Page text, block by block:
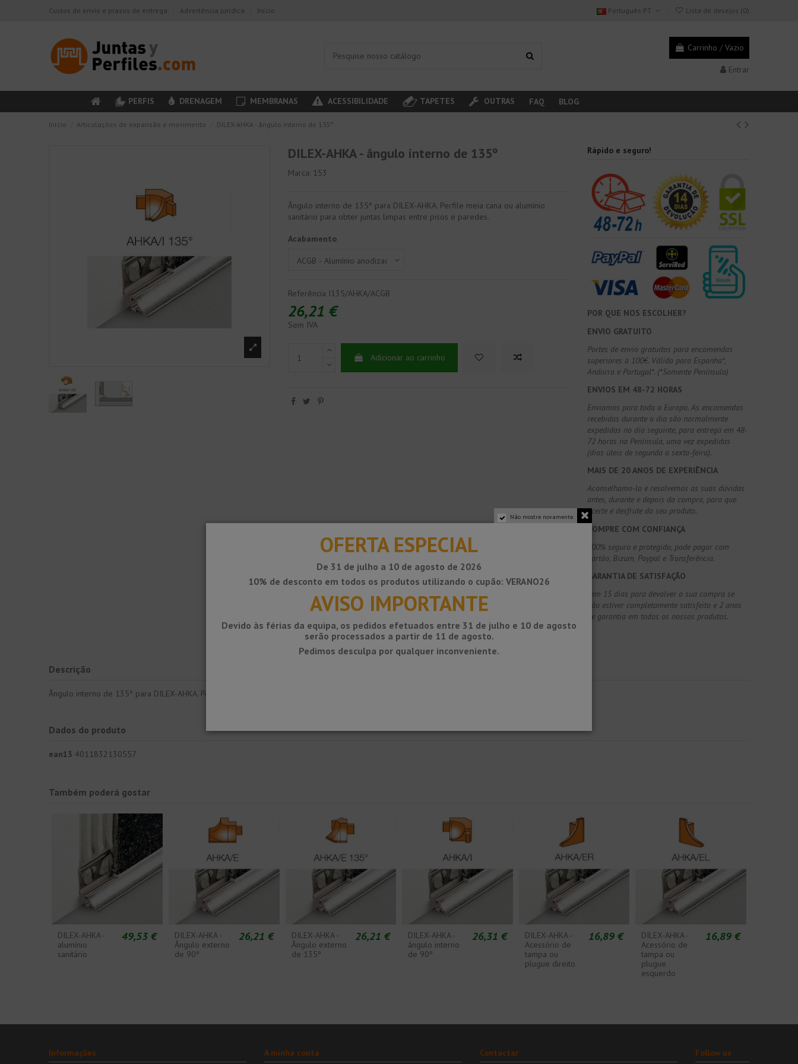
Custos de envio e prazos de entrega Advertência jurídica Início Português PT Lista de desejos (0)
Carrinho / Vazio
Entrar
PERFIS DRENAGEM MEMBRANAS ACESSIBILIDADE TAPETES OUTRAS FAQ BLOG
Início Articulações de expansão e movimento DILEX-AHKA - ângulo interno de 135º
DILEX-AHKA - ângulo interno de 135º
Marca: 153
Ângulo interno de 135º para DILEX-AHKA. Perfile meia cana ou alumínio
sanitário para obter juntas limpas entre pisos e paredes.
Acabamento
Referência I135/AHKA/ACGB
26,21 €
Sem IVA
Adicionar ao carrinho
Rápido e seguro!
POR QUE NOS ESCOLHER?
ENVIO GRATUITO
Portes de envio gratuitos para encomendas
superiores a 100€. Válido para Espanha*,
Andorra e Portugal*. (*Somente Península)
ENVIOS EM 48-72 HORAS
Enviamos para toda a Europa. As encomendas
recebidas durante o dia são normalmente
expedidas no dia seguinte, para entrega em 48-
72 horas na Península, uma vez expedidas
(dias úteis de segunda a sexta-feira).
MAIS DE 20 ANOS DE EXPERIÊNCIA
Aconselhamo-lo e resolvemos as suas dúvidas
antes, durante e depois da compra, para que
acerte e desfrute do seu produto.
COMPRE COM CONFIANÇA
100% seguro e protegido, pode pagar com
Cartão, Bizum, Paypal e Transferência.
GARANTIA DE SATISFAÇÃO
Tem 15 dias para devolver a sua compra se
não estiver completamente satisfeito e 2 anos
de garantia em todos os nossos produtos.
Descrição
Ângulo interno de 135º para DILEX-AHKA. Perfile meia cana ou alumínio sanitário para obter juntas limpas entre pisos e paredes.
Dados do produto
ean13 4011832130557
Também poderá gostar
DILEX-AHKA -
alumínio
sanitário
49,53 €
DILEX-AHKA -
Ângulo externo
de 90º
26,21 €
DILEX-AHKA -
Ângulo externo
de 135º
26,21 €
DILEX-AHKA -
ângulo interno
de 90º
26,31 €
DILEX-AHKA -
Acessório de
tampa ou
plugue direito
16,89 €
DILEX-AHKA -
Acessório de
tampa ou
plugue
esquerdo
16,89 €
Informações A minha conta Contactar Follow us
Não mostre novamente.
OFERTA ESPECIAL
De 31 de julho a 10 de agosto de 2026
10% de desconto em todos os produtos utilizando o cupão: VERANO26
AVISO IMPORTANTE
Devido às férias da equipa, os pedidos efetuados entre 31 de julho e 10 de agosto
serão processados ​​a partir de 11 de agosto.
Pedimos desculpa por qualquer inconveniente.